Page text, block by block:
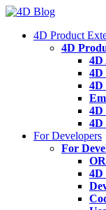
Skip
content4D Product
4D
4D
4D
4D
4D
For Developers
For
4D